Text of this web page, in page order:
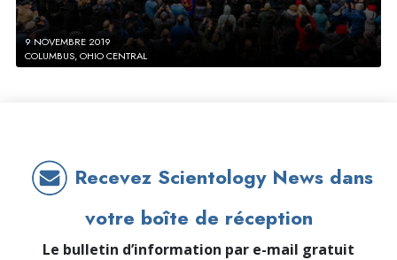
9 NOVEMBRE 2019
COLUMBUS, OHIO CENTRAL
Recevez Scientology News dans
votre boîte de réception
Le bulletin d’information par e-mail gratuit